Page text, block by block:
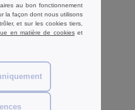
row FR101
avis
au bon fonctionnement
la façon dont nous utilisons
et sur les cookies tiers,
en matière de cookieset